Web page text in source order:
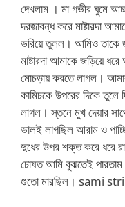
দেখলাম । মা গভীর ঘুমে
দরজাবন্ধ করে মাষ্টারদা
ভরিয়ে তুলল। আমিও তাকে
মাষ্টারদা আমাকে জড়িয়ে
মোচড়ায় করতে লাগল।
কামিচকে উপরের দিকে
লাগল। স্তনে মুখ দেয়ার
ভালই লাগছিল আরাম ও
দুধের উপর শক্ত করে ধরে
চোষত আমি বুঝতেই পারতাম
গুতো মারছিল। sami